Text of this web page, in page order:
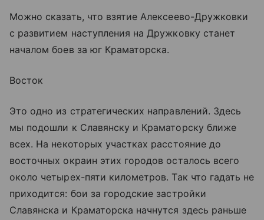
Можно сказать, что взятие Алексеево-Дружковки
с развитием наступления на Дружковку станет
началом боев за юг Краматорска.
Восток
Это одно из стратегических направлений. Здесь
мы подошли к Славянску и Краматорску ближе
всех. На некоторых участках расстояние до
восточных окраин этих городов осталось всего
около четырех-пяти километров. Так что гадать не
приходится: бои за городские застройки
Славянска и Краматорска начнутся здесь раньше